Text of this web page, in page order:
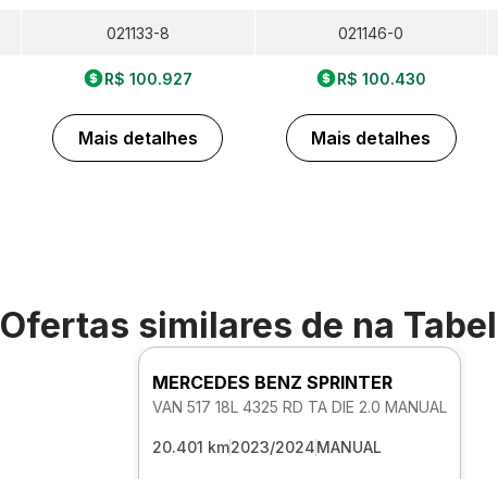
021133-8
R$ 100.927
Mais detalhes
021146-0
R$ 100.430
Mais detalhes
Ofertas similares de na
MERCEDES BENZ SPRINTER
VAN 517 18L 4325 RD TA DIE 2.0 MANUAL
20.401 km2023/2024MANUAL